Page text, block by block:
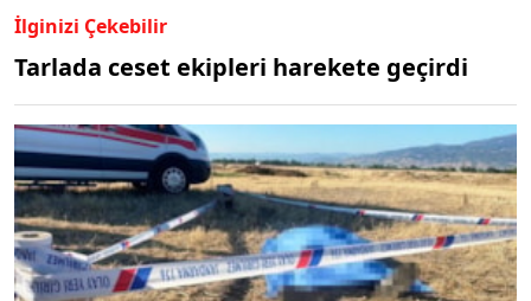
İlginizi Çekebilir
Tarlada ceset ekipleri harekete geçirdi